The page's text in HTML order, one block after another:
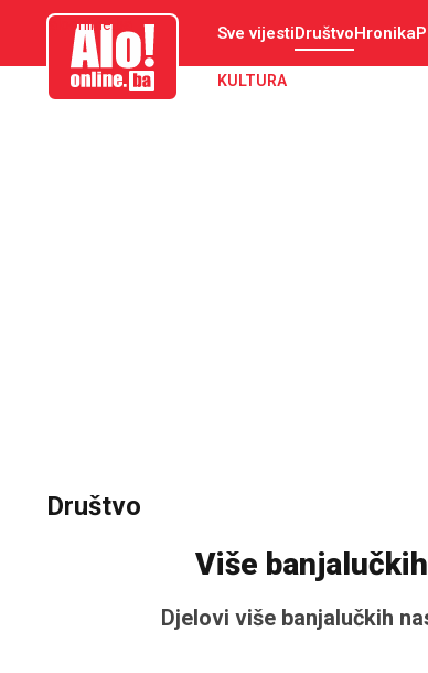
aloonline.ba Sve vijestiDruštvoHronika
KULTURA
Društvo
Više
Djelovi više banjalučkih